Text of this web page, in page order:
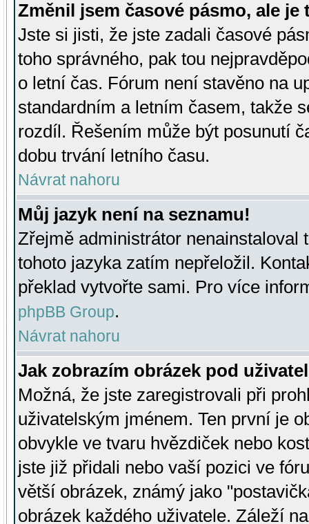
Změnil jsem časové pásmo, ale je
Jste si jisti, že jste zadali časové
toho správného, pak tou
o letní čas. Fórum není stavěno na
standardním a letním časem, takže
rozdíl. Řešením může být posunutí
dobu trvání letního času.
Návrat nahoru
Můj jazyk není na seznamu!
Zřejmě administrátor nenainstaloval
tohoto jazyka zatím nepřeložil.
překlad vytvořte sami. Pro více
phpBB Group.
Návrat nahoru
Jak zobrazím obrázek pod
Možná, že jste zaregistrovali při
uživatelským jménem. Ten první je
obvykle ve tvaru hvězdiček nebo
jste již přidali nebo vaší pozici ve
větší obrázek, známý jako
obrázek každého uživatele. Záleží